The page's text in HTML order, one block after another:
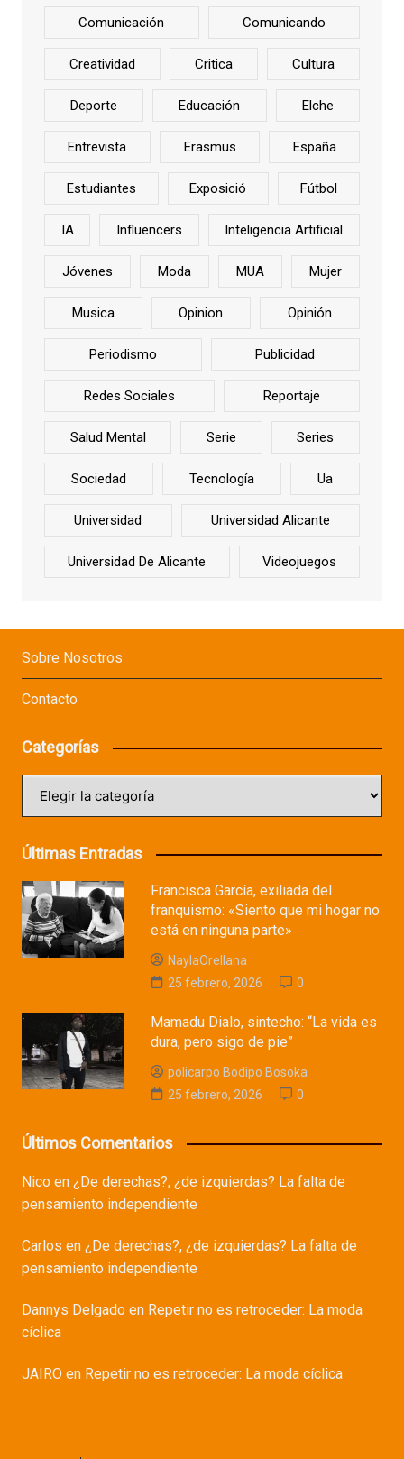
Comunicación Comunicando
Creatividad Critica Cultura
Deporte Educación Elche
Entrevista Erasmus España
Estudiantes Exposició Fútbol
IA Influencers Inteligencia Artificial
Jóvenes Moda MUA Mujer
Musica Opinion Opinión
Periodismo Publicidad
Redes Sociales Reportaje
Salud Mental Serie Series
Sociedad Tecnología Ua
Universidad Universidad Alicante
Universidad De Alicante Videojuegos
Sobre Nosotros
Contacto
Categorías
Últimas Entradas
Francisca García, exiliada del
franquismo: «Siento que mi hogar no
está en ninguna parte»
NaylaOrellana
25 febrero, 2026
0
Mamadu Dialo, sintecho: “La vida es
dura, pero sigo de pie”
policarpo Bodipo Bosoka
25 febrero, 2026
0
Últimos Comentarios
Nicoen ¿De derechas?, ¿de izquierdas? La falta de
pensamiento independiente
Carlos en ¿De derechas?, ¿de izquierdas? La falta de
pensamiento independiente
Dannys Delgadoen Repetir no es retroceder: La moda
cíclica
JAIROen Repetir no es retroceder: La moda cíclica